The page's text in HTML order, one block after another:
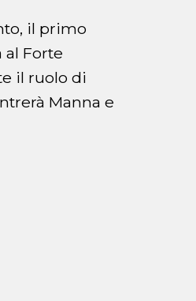
il primo
al Forte
il ruolo di
Manna e